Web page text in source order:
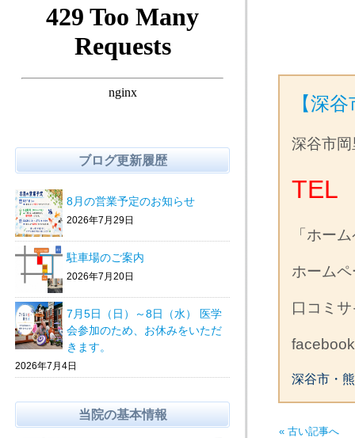
【深
深谷市
TEL
「ホー
ホーム
口コミ
深谷市・
« 古い記事へ
ブログ更新履歴
8月の営業予定のお知らせ
2026年7月29日
駐車場のご案内
2026年7月20日
7月5日（日）～8日（水） 医学
会参加のため、お休みをいただ
きます。
2026年7月4日
当院の基本情報